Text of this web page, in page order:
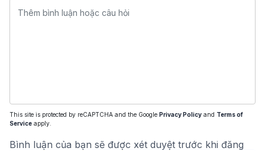
This site is protected by reCAPTCHA and the Google Privacy Policy and Terms of
Service apply.
Bình luận của bạn sẽ được xét duyệt trước khi đăng